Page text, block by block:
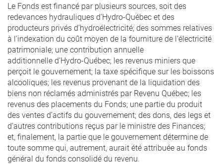
Le Fonds est financé par plusieurs sources, soit des
redevances hydrauliques d’Hydro-Québec et des
producteurs privés d’hydroélectricité; des sommes relatives
à l’indexation du coût moyen de la fourniture de l’électricité
patrimoniale; une contribution annuelle
additionnelle d’Hydro-Québec; les revenus miniers que
perçoit le gouvernement; la taxe spécifique sur les boissons
alcooliques; les revenus provenant de la liquidation des
biens non réclamés administrés par Revenu Québec; les
revenus des placements du Fonds; une partie du produit
des ventes d’actifs du gouvernement; des dons, des legs et
d’autres contributions reçus par le ministre des Finances;
et, finalement, la partie que le gouvernement détermine de
toute somme qui, autrement, aurait été attribuée au fonds
général du fonds consolidé du revenu.